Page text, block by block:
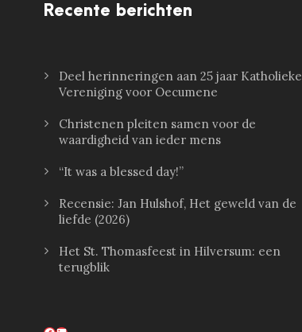
Recente berichten
Deel herinneringen aan 25 jaar Katholieke
Vereniging voor Oecumene
Christenen pleiten samen voor de
waardigheid van ieder mens
“It was a blessed day!”
Recensie: Jan Hulshof, Het geweld van de
liefde (2026)
Het St. Thomasfeest in Hilversum: een
terugblik